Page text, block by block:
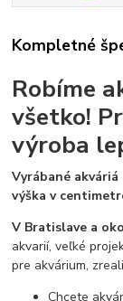
Kompletné
Robíme
všetko!
výroba
Vyrábané
výška v
V Bratislave a
akvarií, veľké
pre akvárium,
Chcete